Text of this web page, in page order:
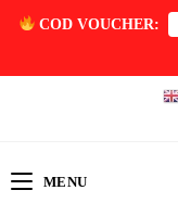
COD VOUCHER:
MENU